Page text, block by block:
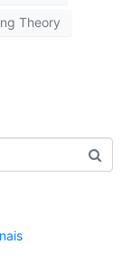
Theory